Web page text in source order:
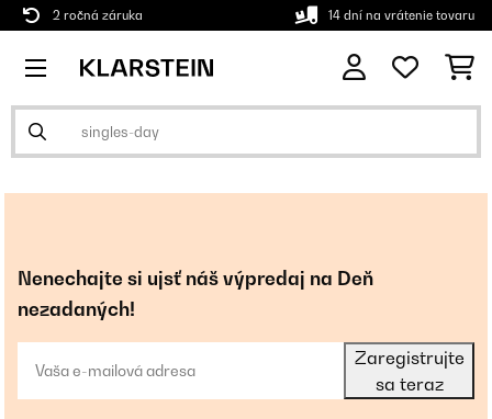
2 ročná záruka 14 dní na vrátenie tovaru
Nenechajte si ujsť náš výpredaj na Deň
nezadaných!
Zaregistrujte
sa teraz